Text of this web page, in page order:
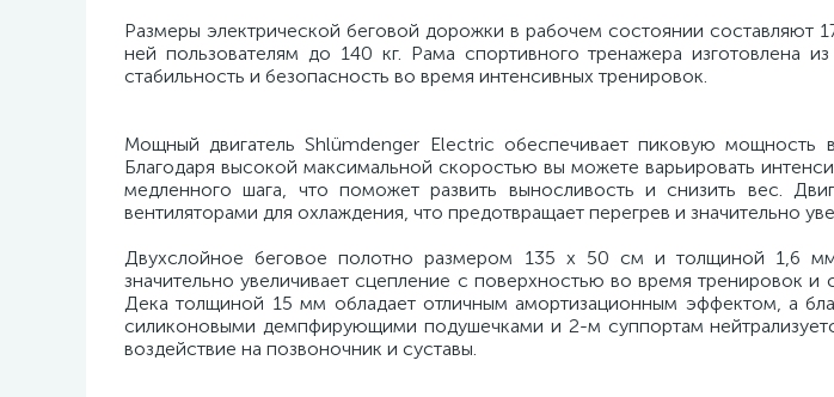
Размеры электрической беговой дорожки в рабочем состоянии составляют
ней пользователям до 140 кг. Рама спортивного тренажера изготовлена
стабильность и безопасность во время интенсивных тренировок.
Мощный двигатель Shlümdenger Electric обеспечивает пиковую мощность
Благодаря высокой максимальной скоростью вы можете варьировать
медленного шага, что поможет развить выносливость и снизить вес.
вентиляторами для охлаждения, что предотвращает перегрев и значительно
Двухслойное беговое полотно размером 135 х 50 см и толщиной 1,6 мм
значительно увеличивает сцепление с поверхностью во время тренировок и
Дека толщиной 15 мм обладает отличным амортизационным эффектом, а
силиконовыми демпфирующими подушечками и 2-м суппортам
воздействие на позвоночник и суставы.